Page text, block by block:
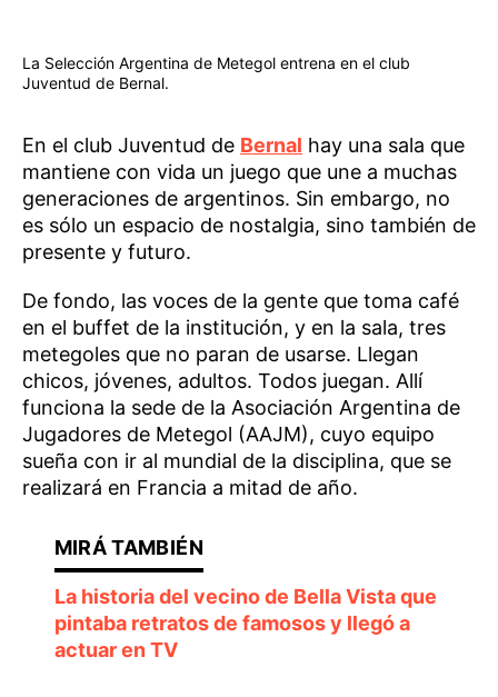
La Selección Argentina de Metegol entrena en el club
Juventud de Bernal.
En el club Juventud de Bernal hay una sala que
mantiene con vida un juego que une a muchas
generaciones de argentinos. Sin embargo, no
es sólo un espacio de nostalgia, sino también de
presente y futuro.
De fondo, las voces de la gente que toma café
en el buffet de la institución, y en la sala, tres
metegoles que no paran de usarse. Llegan
chicos, jóvenes, adultos. Todos juegan. Allí
funciona la sede de la Asociación Argentina de
Jugadores de Metegol (AAJM), cuyo equipo
sueña con ir al mundial de la disciplina, que se
realizará en Francia a mitad de año.
La historia del vecino de Bella Vista que
pintaba retratos de famosos y llegó a
actuar en TV